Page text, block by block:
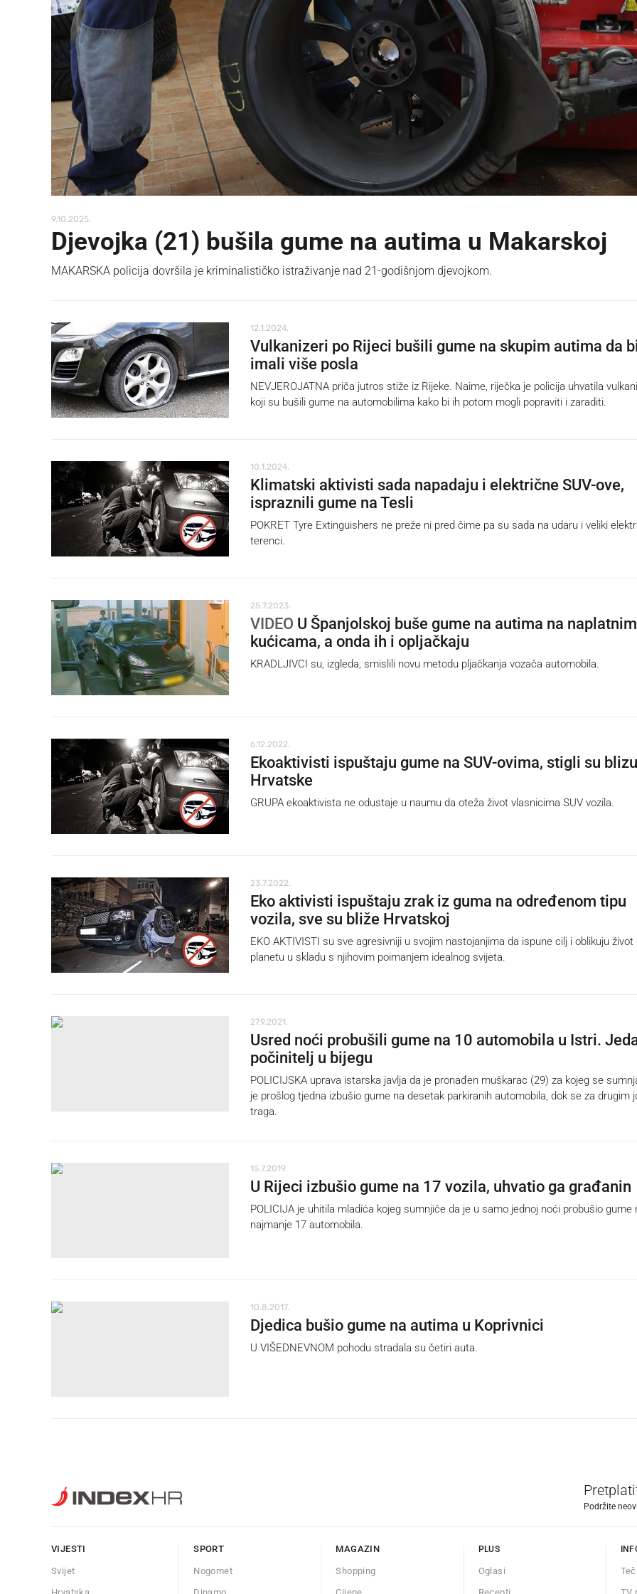
9.10.2025.
Djevojka (21) bušila gume na autima u Makarskoj
MAKARSKA policija dovršila je kriminalističko istraživanje nad 21-godišnjom djevojkom.
12.1.2024.
Vulkanizeri po Rijeci bušili gume na skupim autima da
imali više posla
NEVJEROJATNA priča jutros stiže iz Rijeke. Naime, riječka je policija uhvatila
koji su bušili gume na automobilima kako bi ih potom mogli popraviti i zaraditi.
10.1.2024.
Klimatski aktivisti sada napadaju i električne SUV-ove,
ispraznili gume na Tesli
POKRET Tyre Extinguishers ne preže ni pred čime pa su sada na udaru i veliki
terenci.
25.7.2023.
VIDEO U Španjolskoj buše gume na autima na naplatnim
kućicama, a onda ih i opljačkaju
KRADLJIVCI su, izgleda, smislili novu metodu pljačkanja vozača automobila.
6.12.2022.
Ekoaktivisti ispuštaju gume na SUV-ovima, stigli su blizu
Hrvatske
GRUPA ekoaktivista ne odustaje u naumu da oteža život vlasnicima SUV vozila.
23.7.2022.
Eko aktivisti ispuštaju zrak iz guma na određenom tipu
vozila, sve su bliže Hrvatskoj
EKO AKTIVISTI su sve agresivniji u svojim nastojanjima da ispune cilj i oblikuju život
planetu u skladu s njihovim poimanjem idealnog svijeta.
27.9.2021.
Usred noći probušili gume na 10 automobila u Istri.
počinitelj u bijegu
POLICIJSKA uprava istarska javlja da je pronađen muškarac (29) za kojeg se
je prošlog tjedna izbušio gume na desetak parkiranih automobila, dok se za drugim
traga.
15.7.2019.
U Rijeci izbušio gume na 17 vozila, uhvatio ga građanin
POLICIJA je uhitila mladića kojeg sumnjiče da je u samo jednoj noći probušio gume
najmanje 17 automobila.
10.8.2017.
Djedica bušio gume na autima u Koprivnici
U VIŠEDNEVNOM pohodu stradala su četiri auta.
Podržite
VIJESTI
Svijet
SPORT
Nogomet
MAGAZIN
Shopping
PLUS
Oglasi